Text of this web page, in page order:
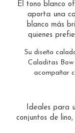
El tono blanco
aporta una
blanco más
quienes
Su diseño
Caladitas
acompañar
Ideales para
conjuntos de